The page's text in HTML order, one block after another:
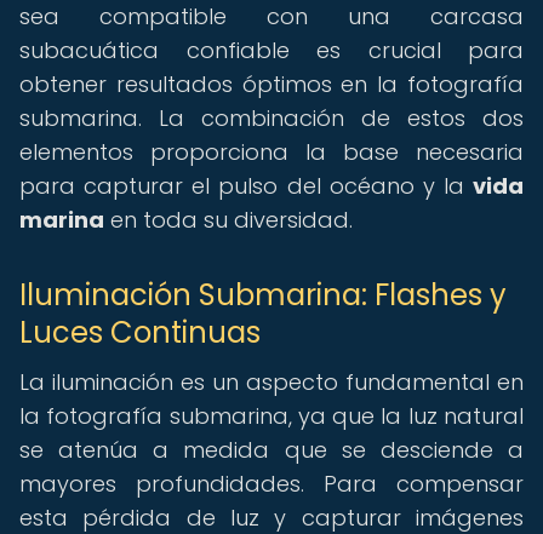
sea compatible con una carcasa
subacuática confiable es crucial para
obtener resultados óptimos en la fotografía
submarina. La combinación de estos dos
elementos proporciona la base necesaria
para capturar el pulso del océano y la vida
marina en toda su diversidad.
Iluminación Submarina: Flashes y
Luces Continuas
La iluminación es un aspecto fundamental en
la fotografía submarina, ya que la luz natural
se atenúa a medida que se desciende a
mayores profundidades. Para compensar
esta pérdida de luz y capturar imágenes